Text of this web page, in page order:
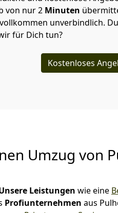
von nur2 Minuten
unverbindlich.
für Dich tun?
Kostenloses
Umzug von
Leistungen wie eine
Profiunternehmen aus